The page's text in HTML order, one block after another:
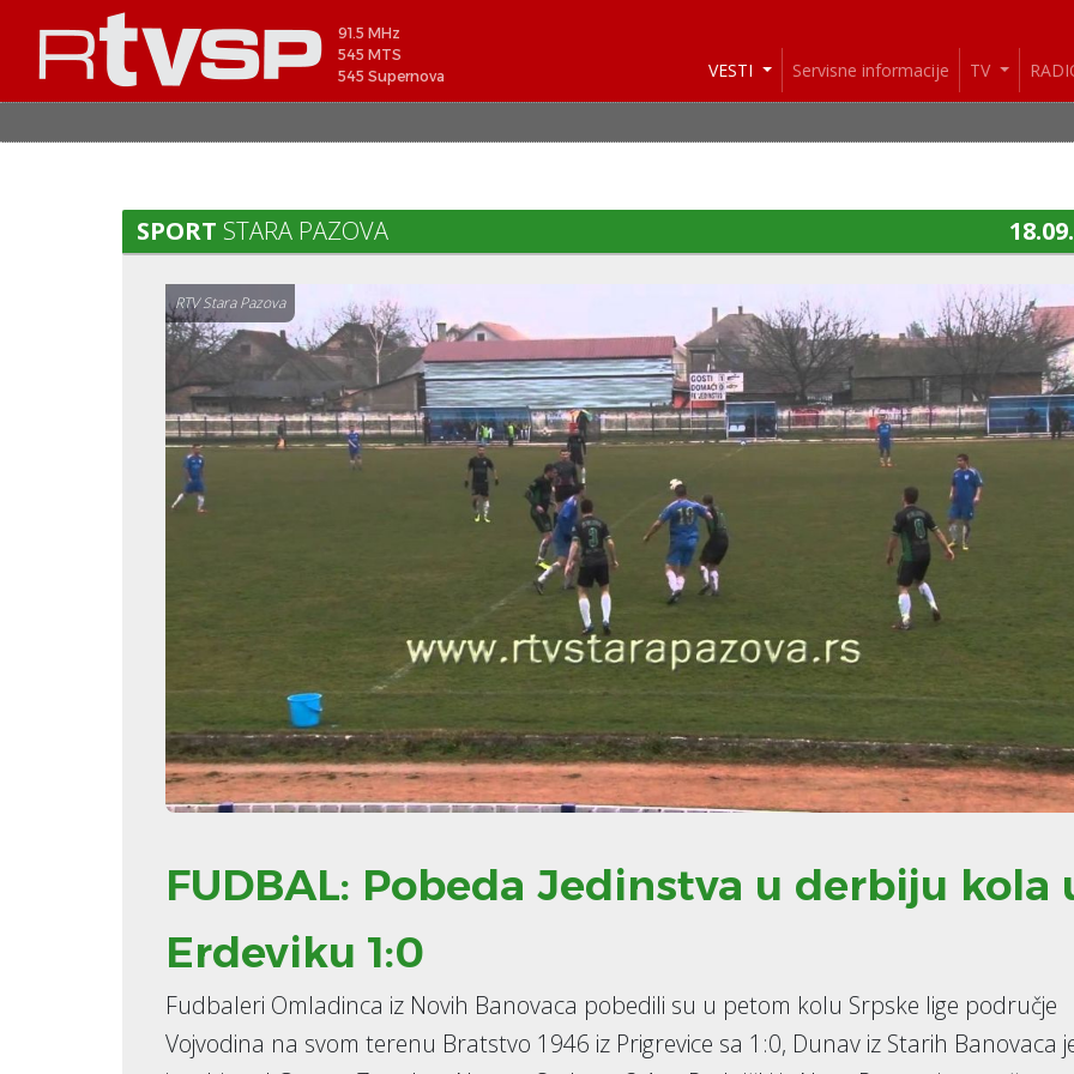
91.5 MHz
545 MTS
545 Supernova
VESTI Servisne informacije TV
SPORT STARA PAZOVA
RTV Stara Pazova
FUDBAL: Pobeda Jedinstva u derbiju kola
Erdeviku 1:0
Fudbaleri Omladinca iz Novih Banovaca pobedili su u petom kolu Srpske lige područje
Vojvodina na svom terenu Bratstvo 1946 iz Prigrevice sa 1:0, Dunav iz Starih Banovaca